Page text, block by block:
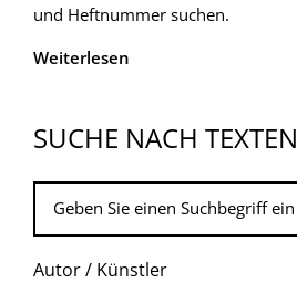
und Heftnummer suchen.
Weiterlesen
SUCHE NACH TEXTEN
Autor / Künstler